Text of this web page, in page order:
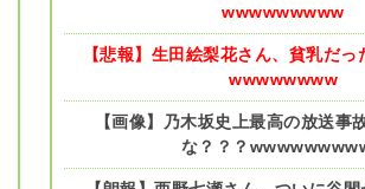
wwwwwwwww
【悲報】生田絵梨花さん、貧乳だ
wwwwwwww
【画像】乃木坂史上最高の放送事
な？？？